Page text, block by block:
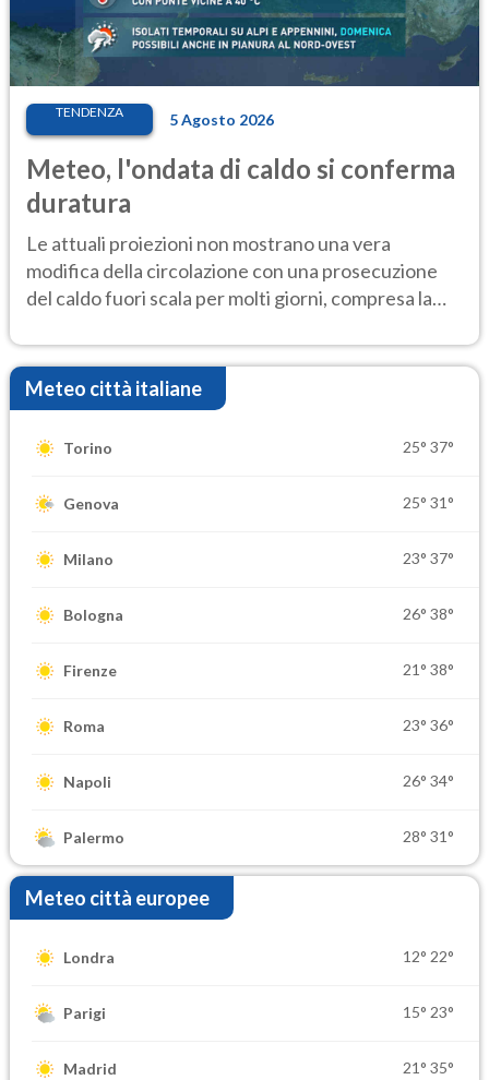
TENDENZA 5 Agosto 2026
Meteo, l'ondata di caldo si conferma
duratura
Le attuali proiezioni non mostrano una vera
modifica della circolazione con una prosecuzione
del caldo fuori scala per molti giorni, compresa la
Meteo città italiane
Torino 25° 37°
Genova 25° 31°
Milano 23° 37°
Bologna 26° 38°
Firenze 21° 38°
Roma 23° 36°
Napoli 26° 34°
Palermo 28° 31°
Meteo città europee
Londra 12° 22°
Parigi 15° 23°
Madrid 21° 35°